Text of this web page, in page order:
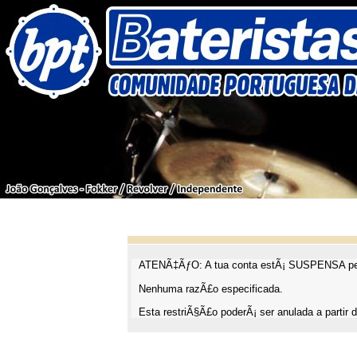
ATENÃ‡ÃƒO: A tua conta estÃ¡ SUSPENSA
Nenhuma razÃ£o especificada.
Esta restriÃ§Ã£o poderÃ¡ ser anulada a partir